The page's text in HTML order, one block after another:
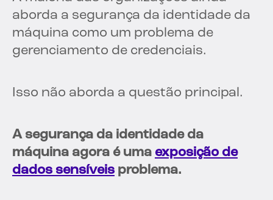
aborda a segurança da identidade da
máquina como um problema de
gerenciamento de credenciais.
Isso não aborda a questão principal.
A segurança da identidade da
máquina agora é uma exposição de
dados sensíveisproblema.